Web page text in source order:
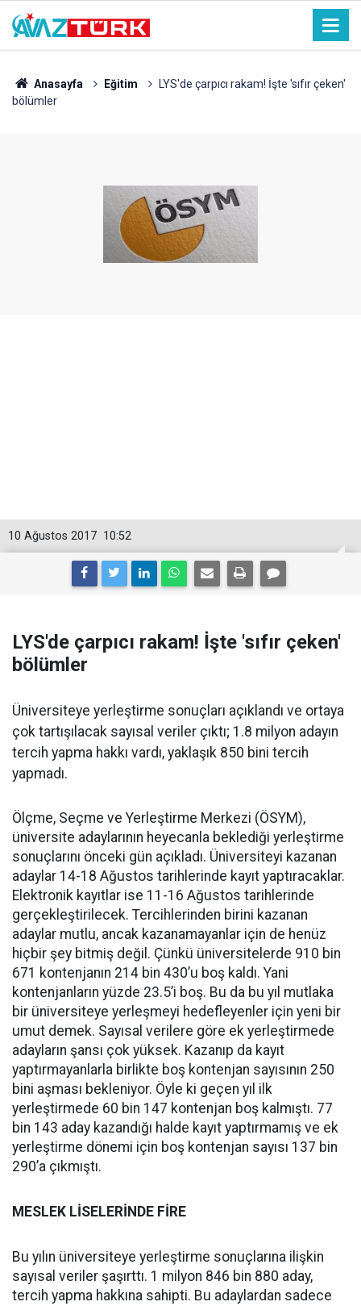
Anasayfa Eğitim
LYS'de çarpıcı rakam! İşte 'sıfır çeken'
bölümler
10:52
10 Ağustos 2017
LYS'de çarpıcı rakam! İşte 'sıfır çeken'
bölümler
Üniversiteye yerleştirme sonuçları açıklandı ve ortaya
çok tartışılacak sayısal veriler çıktı; 1.8 milyon adayın
tercih yapma hakkı vardı, yaklaşık 850 bini tercih
yapmadı.
Ölçme, Seçme ve Yerleştirme Merkezi (ÖSYM),
üniversite adaylarının heyecanla beklediği yerleştirme
sonuçlarını önceki gün açıkladı. Üniversiteyi kazanan
adaylar 14-18 Ağustos tarihlerinde kayıt yaptıracaklar.
Elektronik kayıtlar ise 11-16 Ağustos tarihlerinde
gerçekleştirilecek. Tercihlerinden birini kazanan
adaylar mutlu, ancak kazanamayanlar için de henüz
hiçbir şey bitmiş değil. Çünkü üniversitelerde 910 bin
671 kontenjanın 214 bin 430’u boş kaldı. Yani
kontenjanların yüzde 23.5’i boş. Bu da bu yıl mutlaka
bir üniversiteye yerleşmeyi hedefleyenler için yeni bir
umut demek. Sayısal verilere göre ek yerleştirmede
adayların şansı çok yüksek. Kazanıp da kayıt
yaptırmayanlarla birlikte boş kontenjan sayısının 250
bini aşması bekleniyor. Öyle ki geçen yıl ilk
yerleştirmede 60 bin 147 kontenjan boş kalmıştı. 77
bin 143 aday kazandığı halde kayıt yaptırmamış ve ek
yerleştirme dönemi için boş kontenjan sayısı 137 bin
290’a çıkmıştı.
MESLEK LİSELERİNDE FİRE
Bu yılın üniversiteye yerleştirme sonuçlarına ilişkin
sayısal veriler şaşırttı. 1 milyon 846 bin 880 aday,
tercih yapma hakkına sahipti. Bu adaylardan sadece